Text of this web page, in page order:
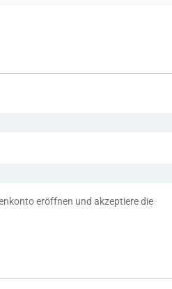
eröffnen und akzeptiere die